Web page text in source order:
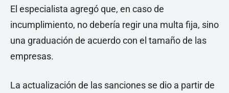
El especialista agregó que, en caso de
incumplimiento, no debería regir una multa fija, sino
una graduación de acuerdo con el tamaño de las
empresas.
La actualización de las sanciones se dio a partir de